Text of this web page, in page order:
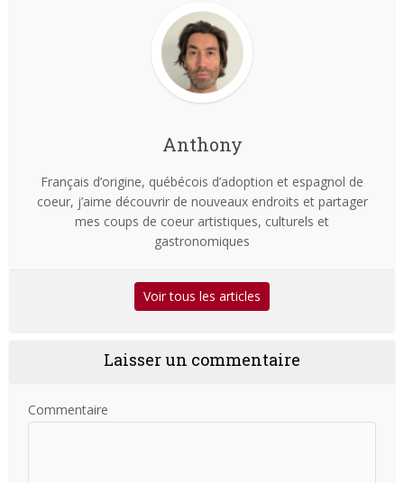
Anthony
Français d’origine, québécois d’adoption et espagnol de
coeur, j’aime découvrir de nouveaux endroits et partager
mes coups de coeur artistiques, culturels et
gastronomiques
Voir tous les articles
Laisser un commentaire
Commentaire